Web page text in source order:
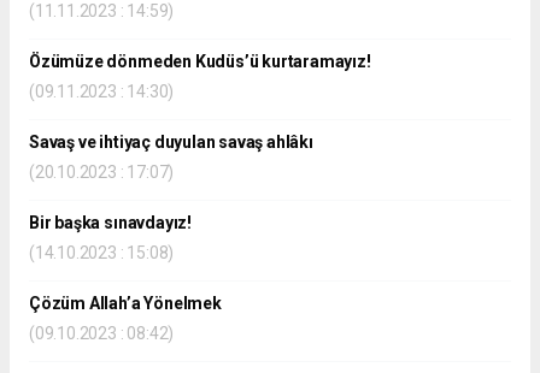
(11.11.2023 : 14:59)
Özümüze dönmeden Kudüs’ü kurtaramayız!
(09.11.2023 : 14:30)
Savaş ve ihtiyaç duyulan savaş ahlâkı
(20.10.2023 : 17:07)
Bir başka sınavdayız!
(14.10.2023 : 15:08)
Çözüm Allah’a Yönelmek
(09.10.2023 : 08:42)